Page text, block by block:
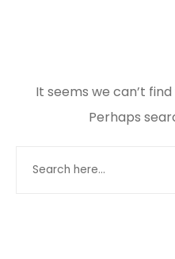
It seems we can’t
Perhaps